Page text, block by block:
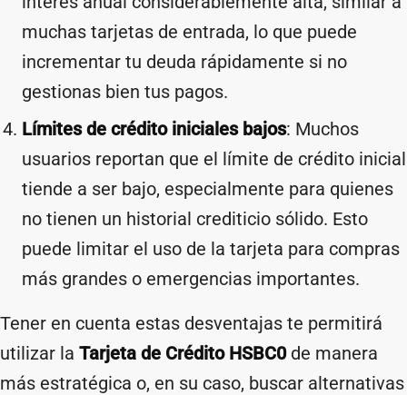
muchas tarjetas de entrada, lo que puede
incrementar tu deuda rápidamente si no
gestionas bien tus pagos.
Límites de crédito iniciales bajos: Muchos
usuarios reportan que el límite de crédito inicial
tiende a ser bajo, especialmente para quienes
no tienen un historial crediticio sólido. Esto
puede limitar el uso de la tarjeta para compras
más grandes o emergencias importantes.
Tener en cuenta estas desventajas te permitirá
utilizar la Tarjeta de Crédito HSBC0de manera
más estratégica o, en su caso, buscar alternativas